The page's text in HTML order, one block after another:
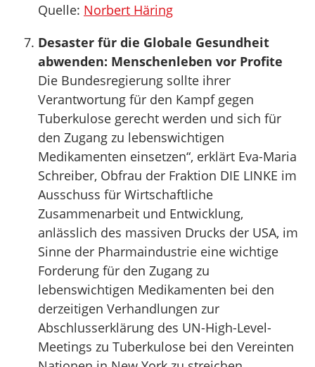
Quelle: Norbert Häring
Desaster für die Globale Gesundheit
abwenden: Menschenleben vor Profite
Die Bundesregierung sollte ihrer
Verantwortung für den Kampf gegen
Tuberkulose gerecht werden und sich für
den Zugang zu lebenswichtigen
Medikamenten einsetzen“, erklärt Eva-Maria
Schreiber, Obfrau der Fraktion DIE LINKE im
Ausschuss für Wirtschaftliche
Zusammenarbeit und Entwicklung,
anlässlich des massiven Drucks der USA, im
Sinne der Pharmaindustrie eine wichtige
Forderung für den Zugang zu
lebenswichtigen Medikamenten bei den
derzeitigen Verhandlungen zur
Abschlusserklärung des UN-High-Level-
Meetings zu Tuberkulose bei den Vereinten